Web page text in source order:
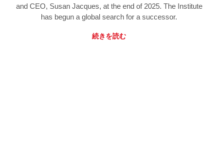
and CEO, Susan Jacques, at the end of 2025. The Institute
has begun a global search for a successor.
続きを読む